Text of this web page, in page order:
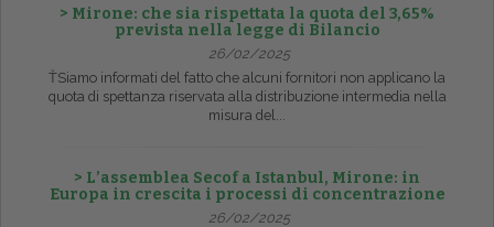
> Mirone: che sia rispettata la quota del 3,65%
prevista nella legge di Bilancio
26/02/2025
ŤSiamo informati del fatto che alcuni fornitori non applicano la
quota di spettanza riservata alla distribuzione intermedia nella
misura del...
> L’assemblea Secof a Istanbul, Mirone: in
Europa in crescita i processi di concentrazione
26/02/2025